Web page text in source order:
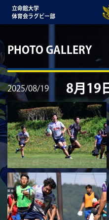
立命館大学
体育会ラグビー部
PHOTO GALLERY
2025/08/19 8月19